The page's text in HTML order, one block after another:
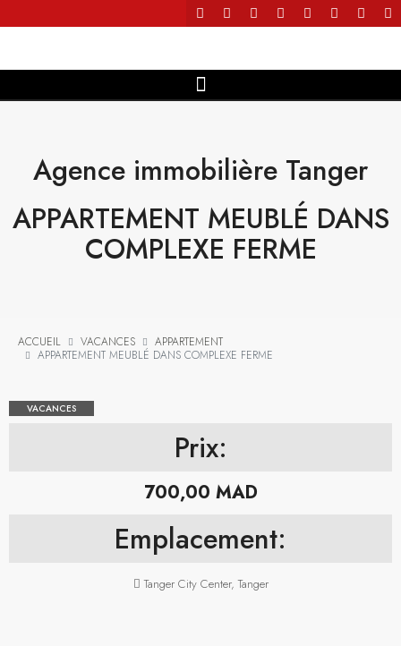
Agence immobilière Tanger
APPARTEMENT MEUBLÉ DANS
COMPLEXE FERME
ACCUEIL VACANCES
APPARTEMENT
APPARTEMENT MEUBLÉ DANS COMPLEXE FERME
VACANCES
Prix:
700,00 MAD
Emplacement:
Tanger City Center, Tanger